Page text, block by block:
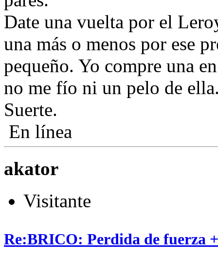
Date una vuelta por el
una más o menos por ese
pequeño. Yo compre una
no me fío ni un pelo de
Suerte.
En línea
akator
Visitante
Re:BRICO: Perdida de fuerza